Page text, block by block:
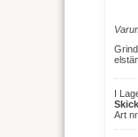
I
Art